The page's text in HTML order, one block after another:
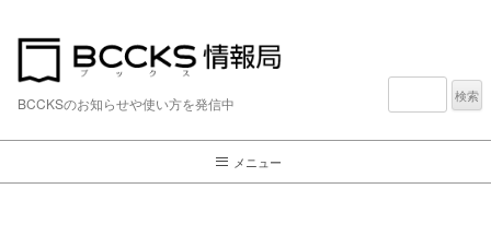
BCCKSのお知らせや使い方を発信中
検
メニュー